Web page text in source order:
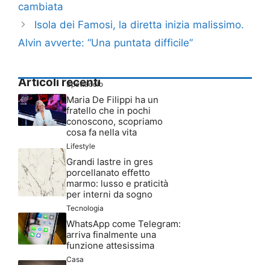
cambiata
Isola dei Famosi, la diretta inizia malissimo.
Alvin avverte: “Una puntata difficile”
Articoli recenti
Spettacolo
Maria De Filippi ha un
fratello che in pochi
conoscono, scopriamo
cosa fa nella vita
Lifestyle
Grandi lastre in gres
porcellanato effetto
marmo: lusso e praticità
per interni da sogno
Tecnologia
WhatsApp come Telegram:
arriva finalmente una
funzione attesissima
Casa